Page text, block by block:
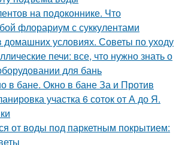
на подоконнике. Что
флорариум с суккулентами
домашних условиях. Советы по уходу
печи: все, что нужно знать о
для бань
в бане. Окно в бане За и Против
участка 6 соток от А до Я.
от воды под паркетным покрытием: